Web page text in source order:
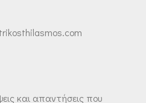
και απαντήσεις που